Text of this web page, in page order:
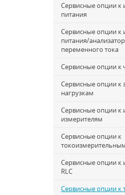
Сервисные опции к
питания
Сервисные опции к
питания/
переменного тока
Сервисные опции к
Сервисные опции к
нагрузкам
Сервисные опции к
измерителям
Сервисные опции к
Сервисные опции к
RLC
Сервисные опции к